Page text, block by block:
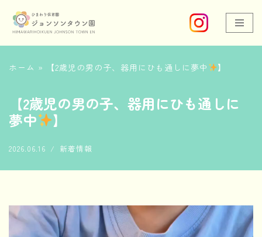
コ
ツ
プ
ホーム » 【2歳児の男の子、器用にひも通しに夢中 】
【2歳児の男の子、器用にひも通しに
夢中
】
2026.06.16 新着情報